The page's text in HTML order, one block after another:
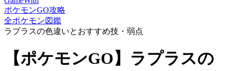
ポケモンGO攻略
全ポケモン図鑑
ラプラスの色違いとおすすめ技・弱点
【ポケモンGO】ラプラスの